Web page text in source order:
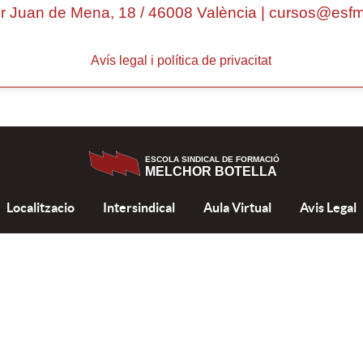
Juan de Mena, 18 / 46008 València |
Avís legal i política de privacitat
ESCOLA SINDICAL DE FORMACIÓ
MELCHOR BOTELLA
Localitzacio Intersindical Aula Virtual Avis Legal